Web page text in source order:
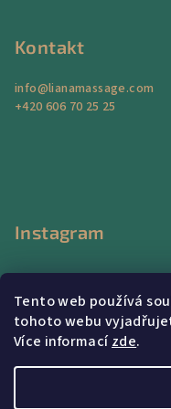
Tento web používá
tohoto webu
Více informacízde.
Kontakt
info@lianamassage.com
+420 606 70 25 25
Instagram